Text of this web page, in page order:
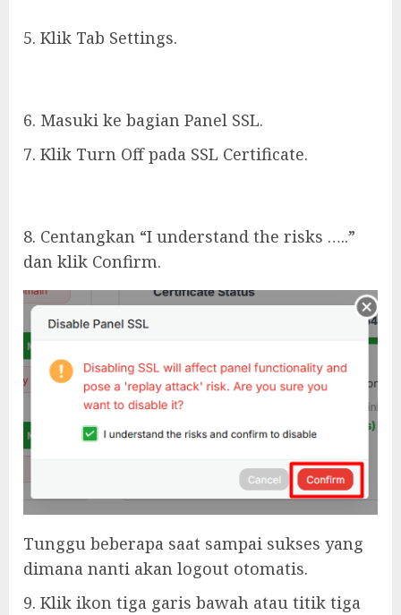
5. Klik Tab Settings.
6. Masuki ke bagian Panel SSL.
7. Klik Turn Off pada SSL Certificate.
8. Centangkan “I understand the risks …..”
dan klik Confirm.
Tunggu beberapa saat sampai sukses yang
dimana nanti akan logout otomatis.
9. Klik ikon tiga garis bawah atau titik tiga